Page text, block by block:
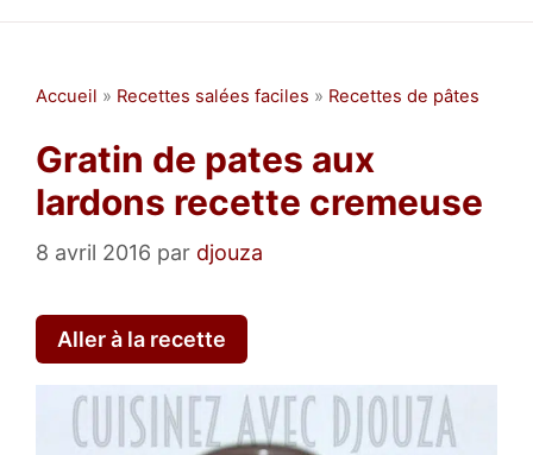
Accueil » Recettes salées faciles » Recettes de pâtes
Gratin de pates aux
lardons recette cremeuse
8 avril 2016 par djouza
Aller à la recette